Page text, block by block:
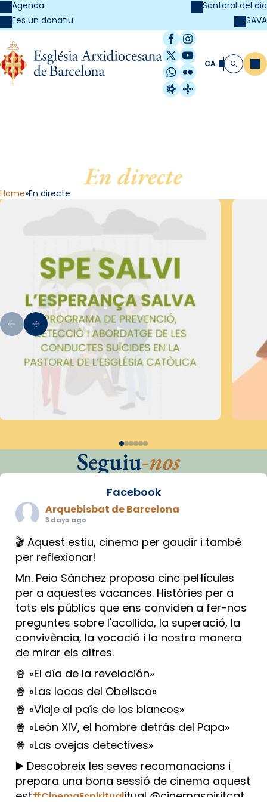
Agenda
Fes un donatiu
Santoral del dia
SAVA
Facebook
Instagram
X / Twitter
YouTube
WhatsApp
Flickr
Radio Estel
Catalunya
CA Cerca
En directe
Home En directe
Seguiu-nos
Facebook
Arquebisbat de Barcelona
3 days ago
🎬 Aquest estiu, cinema per gaudir i també
per reflexionar!
Mn. Peio Sánchez proposa cinc pel·lícules
per a aquestes vacances. Històries per a
tots els públics que ens conviden a fer-nos
preguntes sobre l'acollida, la superació, la
convivència, la vocació i la nostra manera
de mirar els altres.
🍿 «El día de la revelación»
🍿 «Las locas del Obelisco»
🍿 «Viaje al país de los blancos»
🍿 «León XIV, el hombre detrás del Papa»
🍿 «Las ovejas detectives»
▶️ Descobreix les seves recomanacions i
prepara una bona sessió de cinema aquest
est#CinemaEspiritualitual @cinemaspiritcat